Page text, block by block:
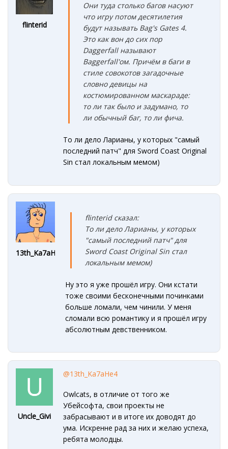
flinterid
Они туда столько багов насуют
что игру потом десятилетия
будут называть Bag's Gates 4.
Это как вон до сих пор
Daggerfall называют
Baggerfall'ом. Причём в баги в
стиле совокотов загадочные
словно девицы на
костюмированном маскараде:
то ли так было и задумано, то
ли обычный баг, то ли фича.
То ли дело Ларианы, у которых "самый
последний патч" для Sword Coast Original
Sin стал локальным мемом)
13th_Ka7aHe4
flinterid сказал:
То ли дело Ларианы, у которых
"самый последний патч" для
Sword Coast Original Sin стал
локальным мемом)
Ну это я уже прошёл игру. Они кстати
тоже своими бесконечными починками
больше ломали, чем чинили. У меня
сломали всю романтику и я прошёл игру
абсолютным девственником.
Uncle_Givi
@13th_Ka7aHe4
Owlcats, в отличие от того же
Убейсофта, свои проекты не
забрасывают и в итоге их доводят до
ума. Искренне рад за них и желаю успеха,
ребята молодцы.